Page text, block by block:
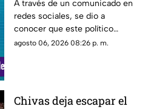
ayudar algunas
familias
A través de un comunicado en
redes sociales, se dio a
conocer que este político
presuntamente busca ayudar a
agosto 06, 2026 08:26 p. m.
Chivas deja escapar el